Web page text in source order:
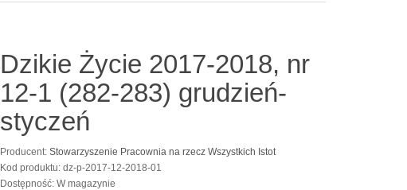
Dzikie Życie 2017-2018, nr
12-1 (282-283) grudzień-
styczeń
Producent:Stowarzyszenie Pracownia na rzecz Wszystkich Istot
Kod produktu: dz-p-2017-12-2018-01
Dostępność: W magazynie